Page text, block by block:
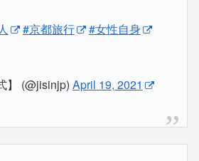
#京都旅行
#女性自身
】 (@jisinjp) April 19, 2021